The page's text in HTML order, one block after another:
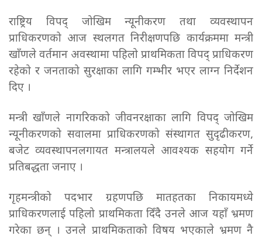
राष्ट्रिय विपद् जोखिम न्यूनीकरण तथा व्यवस्थापन
प्राधिकरणको आज स्थलगत निरीक्षणपछि कार्यक्रममा मन्त्री
खाँणले वर्तमान अवस्थामा पहिलो प्राथमिकता विपद् प्राधिकरण
रहेको र जनताको सुरक्षाका लागि गम्भीर भएर लाग्न निर्देशन
दिए ।
मन्त्री खाँणले नागरिकको जीवनरक्षाका लागि विपद् जोखिम
न्यूनीकरणको सवालमा प्राधिकरणको संस्थागत सुदृढीकरण,
बजेट व्यवस्थापनलगायत मन्त्रालयले आवश्यक सहयोग गर्ने
प्रतिबद्धता जनाए ।
गृहमन्त्रीको पदभार ग्रहणपछि मातहतका निकायमध्ये
प्राधिकरणलाई पहिलो प्राथमिकता दिँदै उनले आज यहाँ भ्रमण
गरेका छन् । उनले प्राथमिकताको विषय भएकाले भ्रमण नै